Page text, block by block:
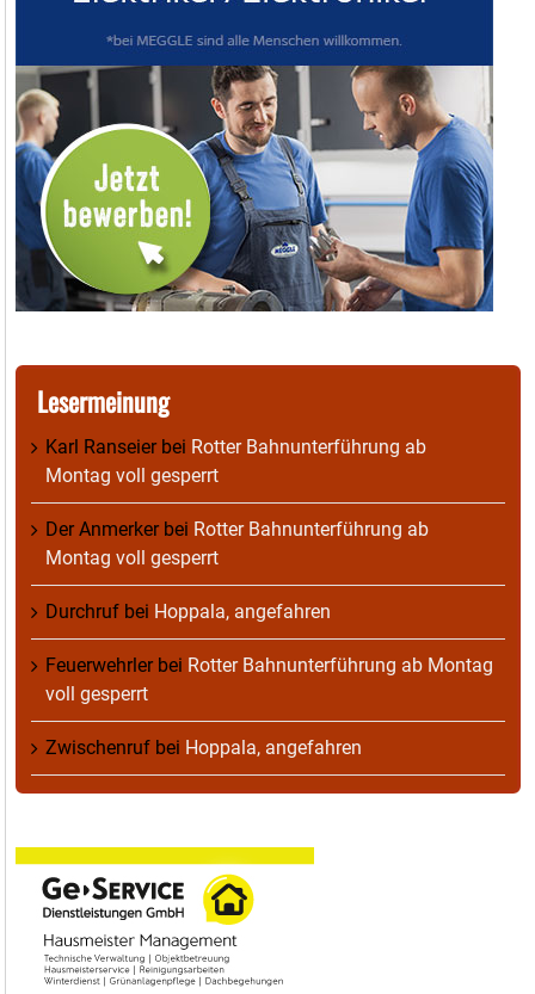
Lesermeinung
Karl Ranseierbei Rotter Bahnunterführung ab
Montag voll gesperrt
Der Anmerkerbei Rotter Bahnunterführung ab
Montag voll gesperrt
Durchruf bei Hoppala, angefahren
Feuerwehrlerbei Rotter Bahnunterführung ab Montag
voll gesperrt
Zwischenruf bei Hoppala, angefahren